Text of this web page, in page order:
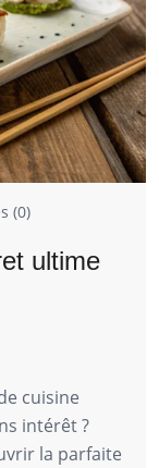
(0)
ultime
cuisine
intérêt ?
la parfaite